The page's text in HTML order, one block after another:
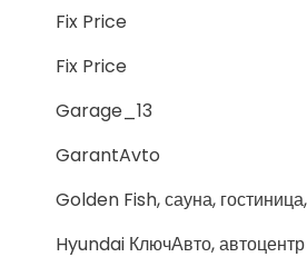
Fix Price
Fix Price
Garage_13
GarantAvto
Golden Fish, сауна,
Hyundai КлючАвто, автоцентр